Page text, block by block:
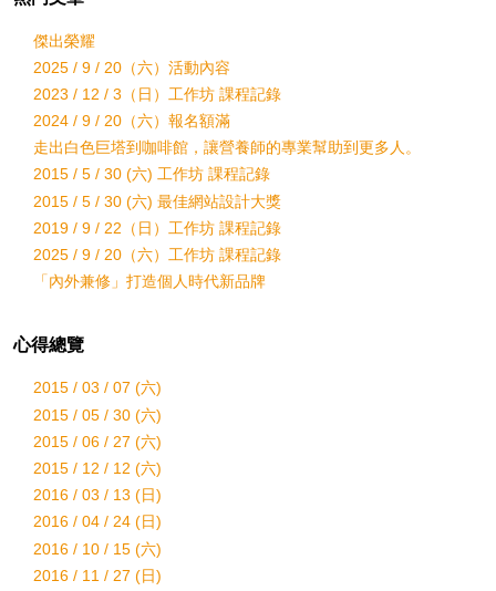
傑出榮耀
2025 / 9 / 20（六）活動內容
2023 / 12 / 3（日）工作坊 課程記錄
2024 / 9 / 20（六）報名額滿
走出白色巨塔到咖啡館，讓營養師的專業幫助到更多人。
2015 / 5 / 30 (六) 工作坊 課程記錄
2015 / 5 / 30 (六) 最佳網站設計大獎
2019 / 9 / 22（日）工作坊 課程記錄
2025 / 9 / 20（六）工作坊 課程記錄
「內外兼修」打造個人時代新品牌
心得總覽
2015 / 03 / 07 (六)
2015 / 05 / 30 (六)
2015 / 06 / 27 (六)
2015 / 12 / 12 (六)
2016 / 03 / 13 (日)
2016 / 04 / 24 (日)
2016 / 10 / 15 (六)
2016 / 11 / 27 (日)